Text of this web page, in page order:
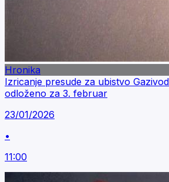
Hronika
Izricanje presude za ubistvo
odloženo za 3. februar
23/01/2026
•
11:00